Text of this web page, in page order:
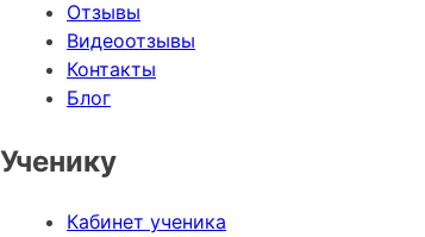
Отзывы
Видеоотзывы
Контакты
Блог
Ученику
Кабинет ученика